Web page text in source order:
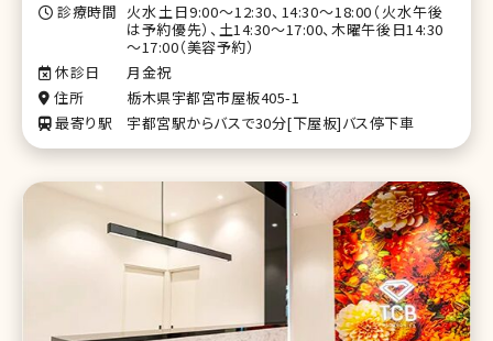
診療時間 火水土日9:00～12:30、14:30～18:00（火水午後
は予約優先）、土14:30～17:00、木曜午後日14:30
～17:00（美容予約）
休診日
月金祝
住所
栃木県宇都宮市屋板405-1
最寄り駅
宇都宮駅からバスで30分[下屋板]バス停下車